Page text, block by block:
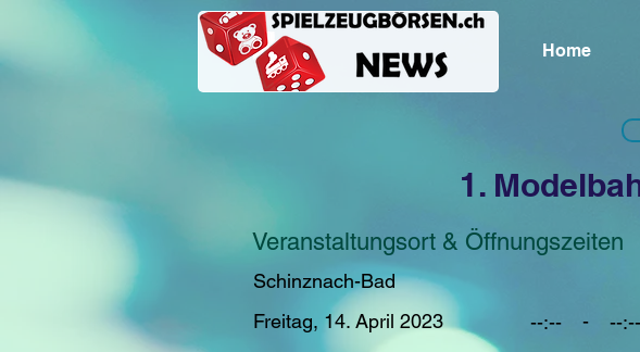
Home
1.
Veranstaltungsort & Öffnungszeiten
Schinznach-Bad
Freitag, 14. April 2023
-